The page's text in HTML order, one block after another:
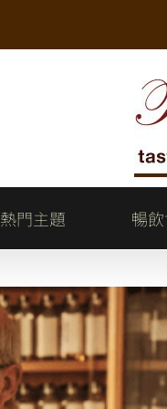
熱門主題 暢